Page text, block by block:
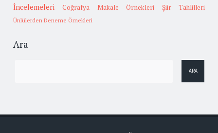
İncelemeleri
Coğrafya Makale Örnekleri Şiir Tahlilleri
Ünlülerden Deneme Örnekleri
Ara